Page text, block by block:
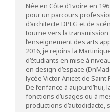
Née en Côte d’Ivoire en
pour un parcours
d’architecte DPLG et de
tourne vers la transmission
l’enseignement des arts
2016, je rejoins la
d’étudiants en mise à
en design d’espace
lycée Victor Anicet de Saint
De l’enfance à
fonctions d’usages ou à
productions d’autodidacte,